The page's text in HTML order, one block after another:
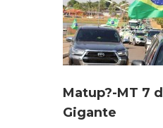
Matup?-MT 7
Gigante